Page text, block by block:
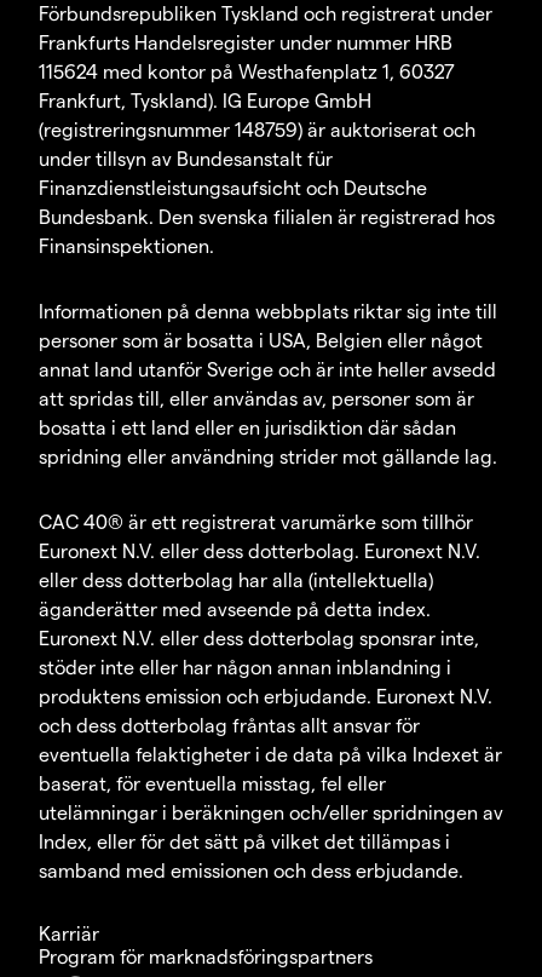
Förbundsrepubliken Tyskland och registrerat under
Frankfurts Handelsregister under nummer HRB
115624 med kontor på Westhafenplatz 1, 60327
Frankfurt, Tyskland). IG Europe GmbH
(registreringsnummer 148759) är auktoriserat och
under tillsyn av Bundesanstalt für
Finanzdienstleistungsaufsicht och Deutsche
Bundesbank. Den svenska filialen är registrerad hos
Finansinspektionen.
Informationen på denna webbplats riktar sig inte till
personer som är bosatta i USA, Belgien eller något
annat land utanför Sverige och är inte heller avsedd
att spridas till, eller användas av, personer som är
bosatta i ett land eller en jurisdiktion där sådan
spridning eller användning strider mot gällande lag.
CAC 40® är ett registrerat varumärke som tillhör
Euronext N.V. eller dess dotterbolag. Euronext N.V.
eller dess dotterbolag har alla (intellektuella)
äganderätter med avseende på detta index.
Euronext N.V. eller dess dotterbolag sponsrar inte,
stöder inte eller har någon annan inblandning i
produktens emission och erbjudande. Euronext N.V.
och dess dotterbolag fråntas allt ansvar för
eventuella felaktigheter i de data på vilka Indexet är
baserat, för eventuella misstag, fel eller
utelämningar i beräkningen och/eller spridningen av
Index, eller för det sätt på vilket det tillämpas i
samband med emissionen och dess erbjudande.
Karriär
Program för marknadsföringspartners